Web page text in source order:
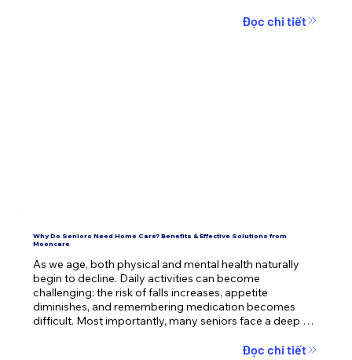
Đọc chi tiết
Why Do Seniors Need Home Care? Benefits & Effective Solutions from
Mooncare
As we age, both physical and mental health naturally
begin to decline. Daily activities can become
challenging: the risk of falls increases, appetite
diminishes, and remembering medication becomes
difficult. Most importantly, many seniors face a deep
grandchildren are busy with life’s demands. Therefore,
Đọc chi tiết